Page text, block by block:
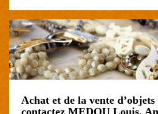
Achat et de la vente
contactez MEDOU Louis,